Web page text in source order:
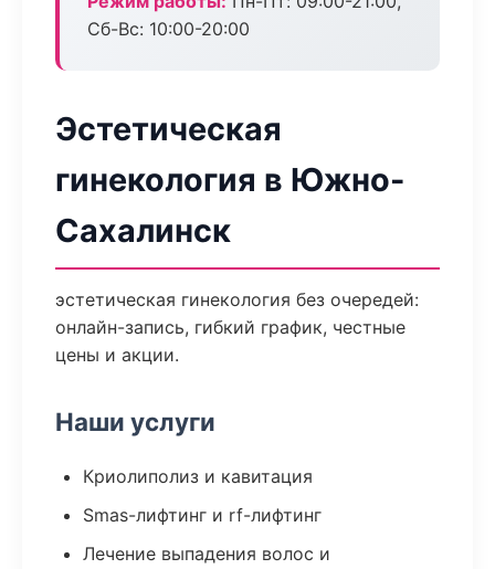
Сб-Вс: 10:00-20:00
Эстетическая
гинекология в Южно-
Сахалинск
эстетическая гинекология без очередей:
онлайн-запись, гибкий график, честные
цены и акции.
Наши услуги
Криолиполиз и кавитация
Smas-лифтинг и rf-лифтинг
Лечение выпадения волос и